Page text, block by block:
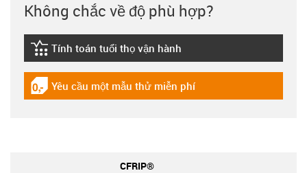
Không chắc về độ phù hợp?
igus-icon-lebensdauerrechner
Tính toán tuổi thọ vận hành
igus-icon-gratismuster
Yêu cầu một mẫu thử miễn phí
CFRIP®